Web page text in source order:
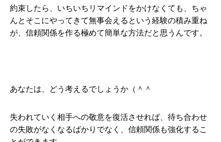
約束したら、いちいちリマインドをかけなくても、ちゃ
んとそこにやってきて無事会えるという経験の積み重ね
が、信頼関係を作る極めて簡単な方法だと思うんです。
あなたは、どう考えるでしょうか（＾＾
失われていく相手への敬意を復活させれば、待ち合わせ
の失敗がなくなるばかりでなく、信頼関係も強化するこ